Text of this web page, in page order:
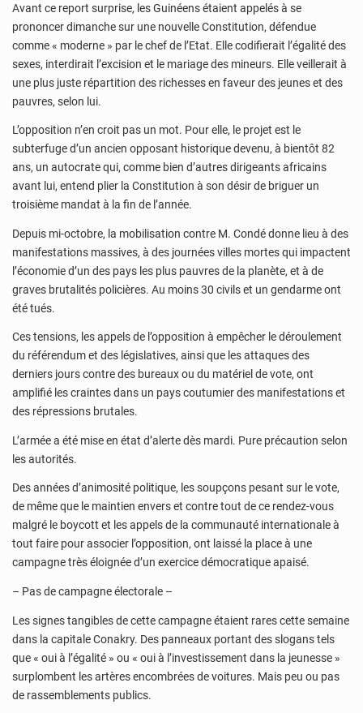
Avant ce report surprise, les Guinéens étaient appelés à se
prononcer dimanche sur une nouvelle Constitution, défendue
comme « moderne » par le chef de l’Etat. Elle codifierait l’égalité des
sexes, interdirait l’excision et le mariage des mineurs. Elle veillerait à
une plus juste répartition des richesses en faveur des jeunes et des
pauvres, selon lui.
L’opposition n’en croit pas un mot. Pour elle, le projet est le
subterfuge d’un ancien opposant historique devenu, à bientôt 82
ans, un autocrate qui, comme bien d’autres dirigeants africains
avant lui, entend plier la Constitution à son désir de briguer un
troisième mandat à la fin de l’année.
Depuis mi-octobre, la mobilisation contre M. Condé donne lieu à des
manifestations massives, à des journées villes mortes qui impactent
l’économie d’un des pays les plus pauvres de la planète, et à de
graves brutalités policières. Au moins 30 civils et un gendarme ont
été tués.
Ces tensions, les appels de l’opposition à empêcher le déroulement
du référendum et des législatives, ainsi que les attaques des
derniers jours contre des bureaux ou du matériel de vote, ont
amplifié les craintes dans un pays coutumier des manifestations et
des répressions brutales.
L’armée a été mise en état d’alerte dès mardi. Pure précaution selon
les autorités.
Des années d’animosité politique, les soupçons pesant sur le vote,
de même que le maintien envers et contre tout de ce rendez-vous
malgré le boycott et les appels de la communauté internationale à
tout faire pour associer l’opposition, ont laissé la place à une
campagne très éloignée d’un exercice démocratique apaisé.
– Pas de campagne électorale –
Les signes tangibles de cette campagne étaient rares cette semaine
dans la capitale Conakry. Des panneaux portant des slogans tels
que « oui à l’égalité » ou « oui à l’investissement dans la jeunesse »
surplombent les artères encombrées de voitures. Mais peu ou pas
de rassemblements publics.